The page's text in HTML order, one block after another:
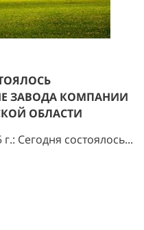
ЗАВОДА КОМПАНИИ
ОБЛАСТИ
Сегодня состоялось...